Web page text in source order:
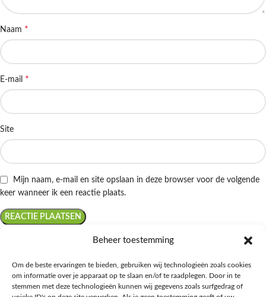
Beheer toestemming
Om de beste ervaringen te bieden, gebruiken wij technologieën zoals cookies
om informatie over je apparaat op te slaan en/of te raadplegen. Door in te
stemmen met deze technologieën kunnen wij gegevens zoals surfgedrag of
Naam *
E-mail *
Site
Mijn naam, e-mail en site opslaan in deze browser voor de volgende
keer wanneer ik een reactie plaats.
Ontdek de beste keto-vriendelijke keuzes van Albert Heijn, verrijk je
kennis met onze diepgaande blogs over het keto-dieet, en deel jouw